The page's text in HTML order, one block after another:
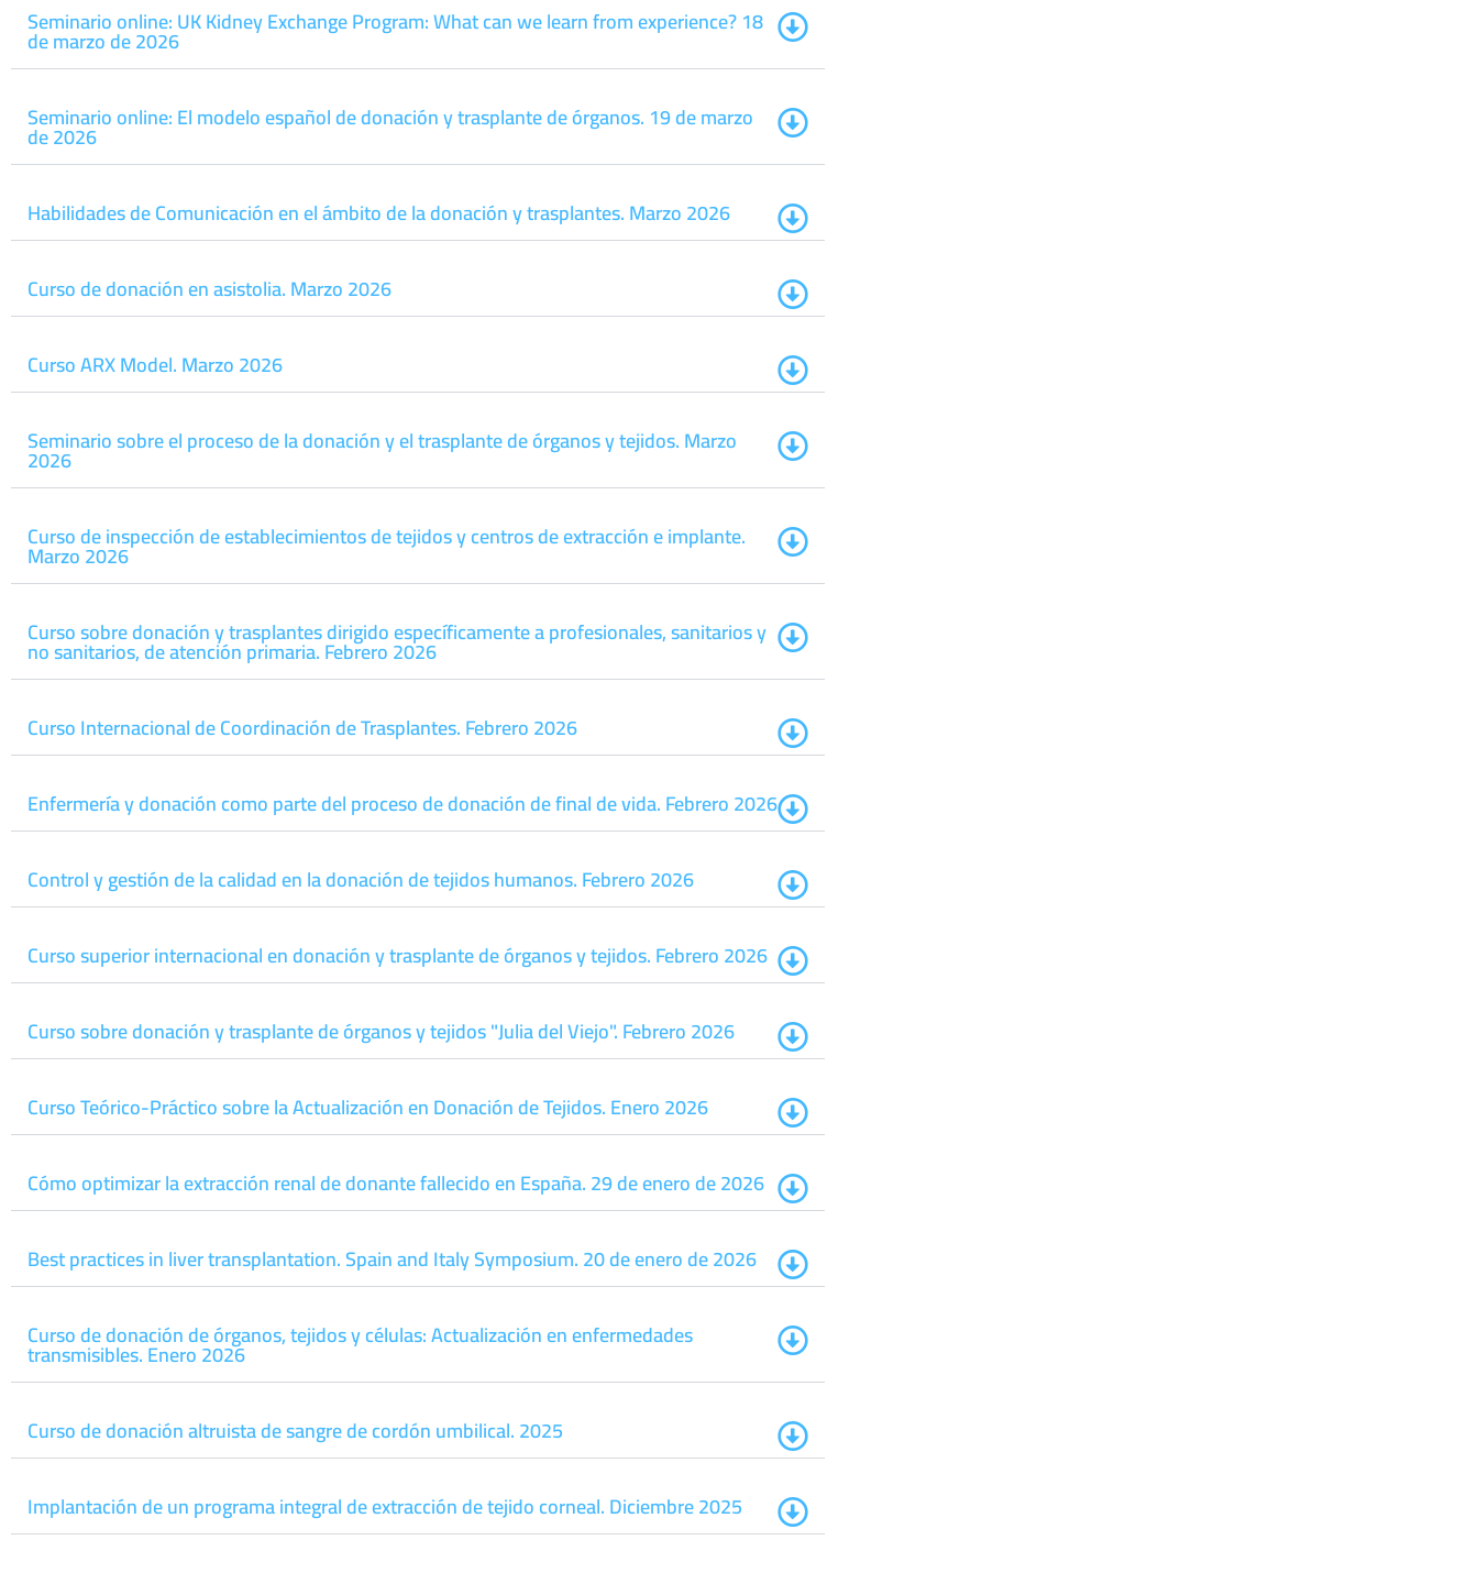
Seminario online: UK Kidney Exchange Program: What can we learn from experience? 18
de marzo de 2026
Seminario online: El modelo español de donación y trasplante de órganos. 19 de marzo
de 2026
Habilidades de Comunicación en el ámbito de la donación y trasplantes. Marzo 2026
Curso de donación en asistolia. Marzo 2026
Curso ARX Model. Marzo 2026
Seminario sobre el proceso de la donación y el trasplante de órganos y tejidos. Marzo
2026
Curso de inspección de establecimientos de tejidos y centros de extracción e implante.
Marzo 2026
Curso sobre donación y trasplantes dirigido específicamente a profesionales, sanitarios y
no sanitarios, de atención primaria. Febrero 2026
Curso Internacional de Coordinación de Trasplantes. Febrero 2026
Enfermería y donación como parte del proceso de donación de final de vida. Febrero 2026
Control y gestión de la calidad en la donación de tejidos humanos. Febrero 2026
Curso superior internacional en donación y trasplante de órganos y tejidos. Febrero 2026
Curso sobre donación y trasplante de órganos y tejidos "Julia del Viejo". Febrero 2026
Curso Teórico-Práctico sobre la Actualización en Donación de Tejidos. Enero 2026
Cómo optimizar la extracción renal de donante fallecido en España. 29 de enero de 2026
Best practices in liver transplantation. Spain and Italy Symposium. 20 de enero de 2026
Curso de donación de órganos, tejidos y células: Actualización en enfermedades
transmisibles. Enero 2026
Curso de donación altruista de sangre de cordón umbilical. 2025
Implantación de un programa integral de extracción de tejido corneal. Diciembre 2025